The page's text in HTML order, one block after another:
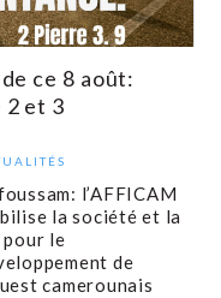
ce 8 août:
2 et 3
l’AFFICAM
la société et la
le
de
camerounais